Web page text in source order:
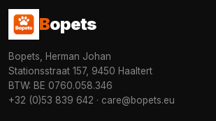
Bopets
Bopets, Herman Johan
Stationsstraat 157, 9450 Haaltert
BTW: BE 0760.058.346
+32 (0)53 839 642 · care@bopets.eu